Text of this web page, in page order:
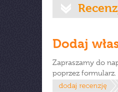
Dodaj
Zapraszamy do
poprzez formularz.